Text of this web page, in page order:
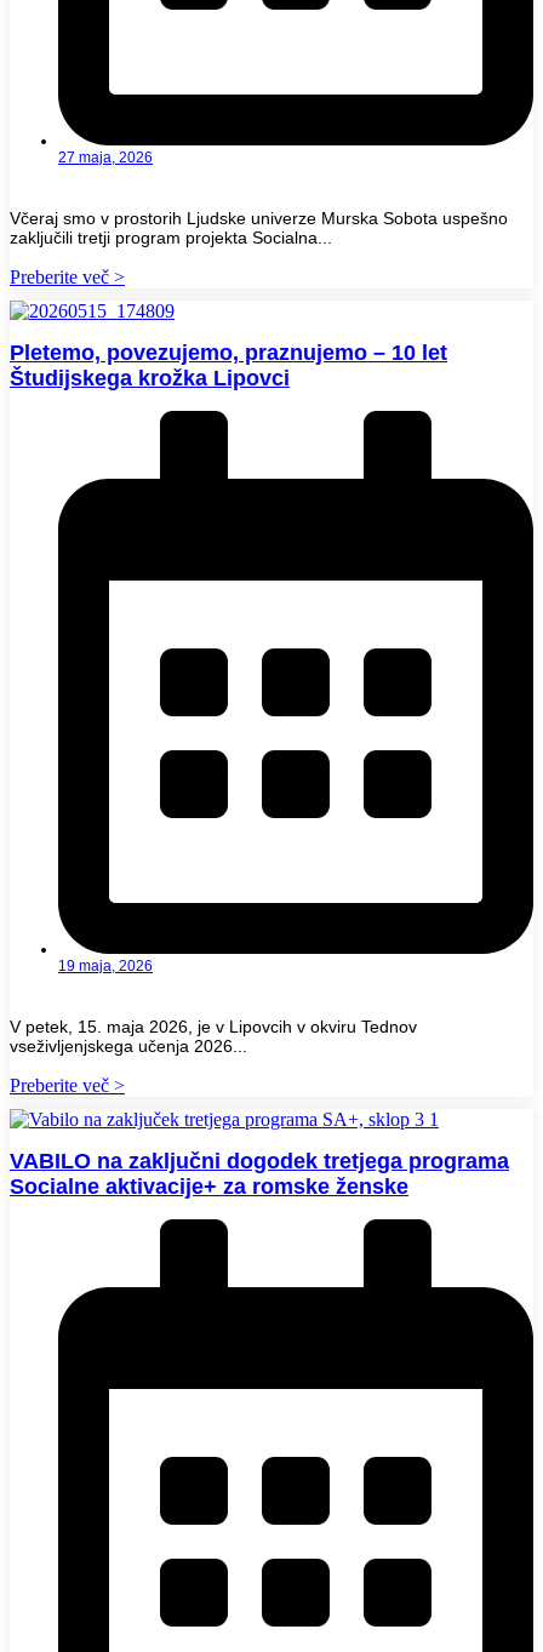
27 maja, 2026
Včeraj smo v prostorih Ljudske univerze Murska Sobota uspešno
zaključili tretji program projekta Socialna...
Preberite več >
Pletemo, povezujemo, praznujemo – 10 let
Študijskega krožka Lipovci
19 maja, 2026
V petek, 15. maja 2026, je v Lipovcih v okviru Tednov
vseživljenjskega učenja 2026...
Preberite več >
VABILO na zaključni dogodek tretjega programa
Socialne aktivacije+ za romske ženske